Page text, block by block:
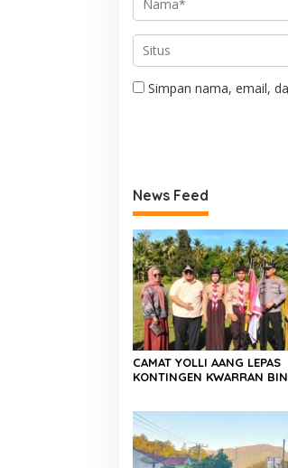
Simpan nama, email,
News Feed
CAMAT YOLLI AANG LEPAS
KONTINGEN KWARRAN